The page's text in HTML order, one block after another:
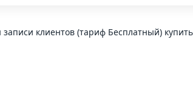
клиентов (тариф Бесплатный)